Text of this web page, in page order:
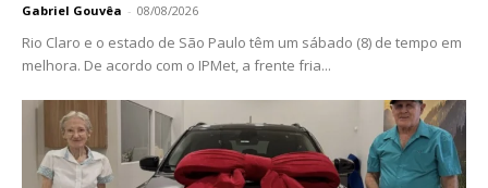
Gabriel Gouvêa - 08/08/2026
Rio Claro e o estado de São Paulo têm um sábado (8) de tempo em
melhora. De acordo com o IPMet, a frente fria...